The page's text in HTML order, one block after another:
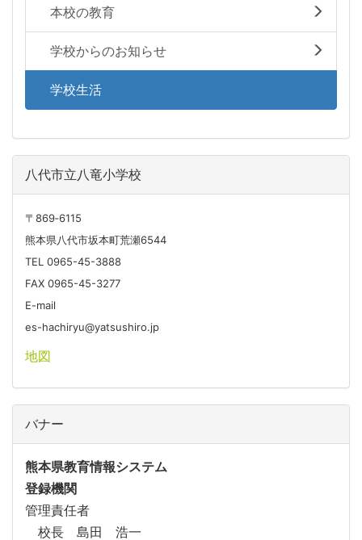
本校の教育
学校からのお知らせ
学校生活
八代市立八竜小学校
〒869‐6115
熊本県八代市坂本町荒瀬6544
TEL 0965-45-3888
FAX 0965-45-3277
E-mail
es-hachiryu@yatsushiro.jp
地図
バナー
熊本県教育情報システム
登録機関
管理責任者
校長 島田 浩一